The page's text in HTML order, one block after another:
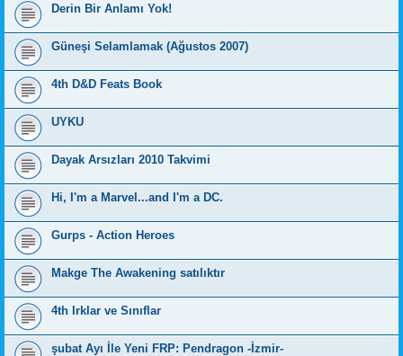
Derin Bir Anlamı Yok!
Güneşi Selamlamak (Ağustos 2007)
4th D&D Feats Book
UYKU
Dayak Arsızları 2010 Takvimi
Hi, I'm a Marvel...and I'm a DC.
Gurps - Action Heroes
Makge The Awakening satılıktır
4th Irklar ve Sınıflar
şubat Ayı İle Yeni FRP: Pendragon -İzmir-